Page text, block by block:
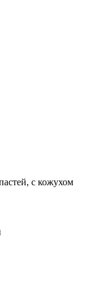
с кожухом